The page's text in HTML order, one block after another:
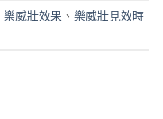
樂威壯效果 、 樂威壯見效時